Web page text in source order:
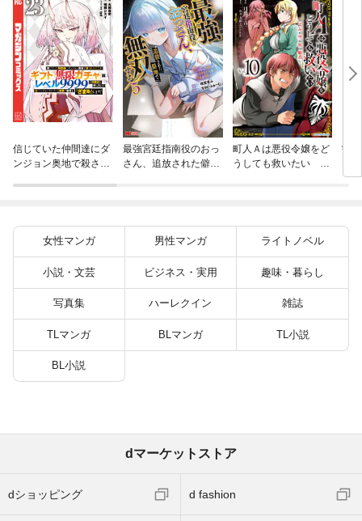
信じていた仲間達にダ
ンジョン奥地で殺され
バーと世界に復讐＆
（２３）
最強宮廷指南役のおっ
さん、追放された僻地
町人Ａは悪役令嬢をど
うしても救いたい ～
学
の
女性マンガ 男性マンガ ライトノベル
小説・文芸 ビジネス・実用 趣味・暮らし
写真集 ハーレクイン 雑誌
TLマンガ BLマンガ TL小説
BL小説
dマーケットストア
dショッピング d fashion